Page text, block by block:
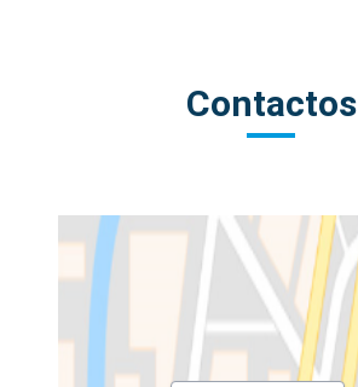
Contactos